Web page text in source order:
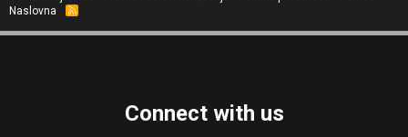
Naslovna
R
S
Connect with us